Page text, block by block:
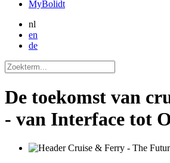
MyBolidt
nl
en
de
De toekomst van
- van Interface tot